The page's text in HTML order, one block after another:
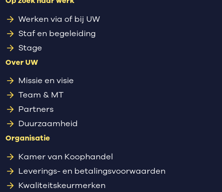
Werken via of bij UW
Staf en begeleiding
Stage
Over UW
Missie en visie
Team & MT
Partners
Duurzaamheid
Organisatie
Kamer van Koophandel
Leverings- en betalingsvoorwaarden
Kwaliteitskeurmerken